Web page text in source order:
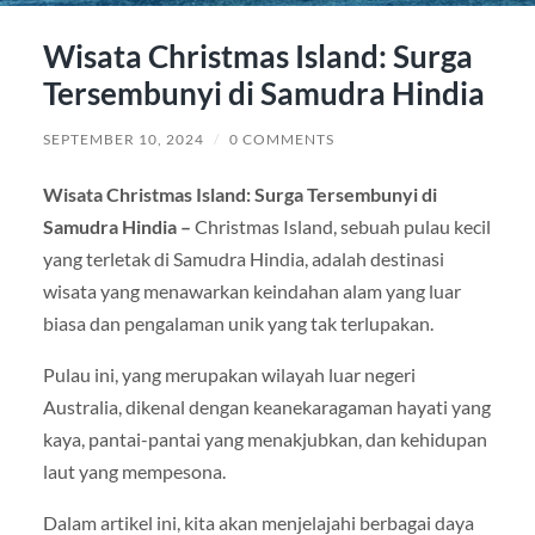
Wisata Christmas Island: Surga
Tersembunyi di Samudra Hindia
SEPTEMBER 10, 2024 / 0 COMMENTS
Wisata Christmas Island: Surga Tersembunyi di
Samudra Hindia – Christmas Island, sebuah pulau kecil
yang terletak di Samudra Hindia, adalah destinasi
wisata yang menawarkan keindahan alam yang luar
biasa dan pengalaman unik yang tak terlupakan.
Pulau ini, yang merupakan wilayah luar negeri
Australia, dikenal dengan keanekaragaman hayati yang
kaya, pantai-pantai yang menakjubkan, dan kehidupan
laut yang mempesona.
Dalam artikel ini, kita akan menjelajahi berbagai daya